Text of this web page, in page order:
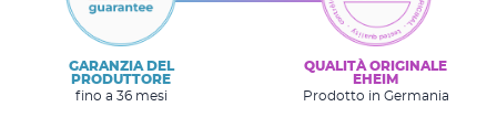
GARANZIA DEL
PRODUTTORE
fino a 36 mesi
QUALITÀ ORIGINALE
EHEIM
Prodotto in Germania